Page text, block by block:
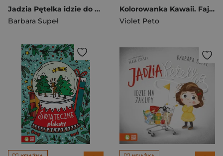
Jadzia Pętelka idzie do przedszkola. Jadzia Pętelka
Barbara Supeł
Kolorowanka Kawaii. Fajne słodziaki
Violet Peto